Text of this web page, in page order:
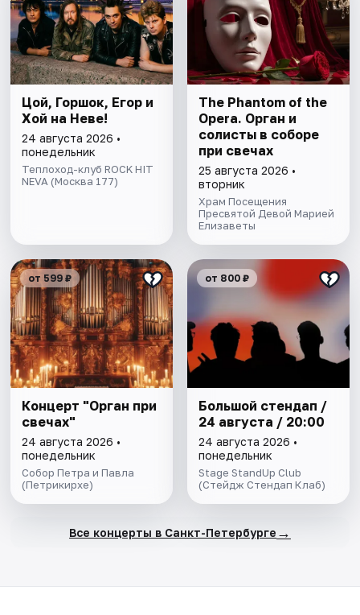
Цой, Горшок, Егор и
Хой на Неве!
24 августа 2026 •
понедельник
Теплоход-клуб ROCK HIT
NEVA (Москва 177)
The Phantom of the
Opera. Орган и
солисты в соборе
при свечах
25 августа 2026 •
вторник
Храм Посещения
Пресвятой Девой Марией
Елизаветы
от 599 ₽
Концерт "Орган при
свечах"
24 августа 2026 •
понедельник
Собор Петра и Павла
(Петрикирхе)
от 800 ₽
Большой стендап /
24 августа / 20:00
24 августа 2026 •
понедельник
Stage StandUp Club
(Стейдж Стендап Клаб)
Все концерты в Санкт-Петербурге →